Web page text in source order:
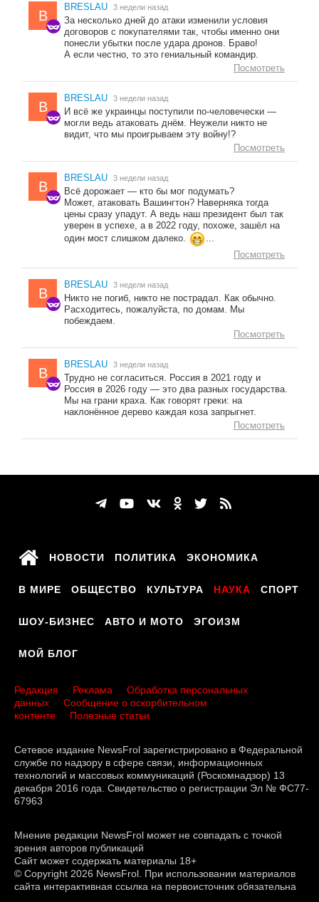
B
BRESLAU 3 недели назад
За несколько дней до атаки изменили условия
договоров с покупателями так, чтобы именно они
понесли убытки после удара дронов. Браво!
А если честно, то это гениальный командир.
Посмотреть
B
BRESLAU 3 недели назад
И всё же украинцы поступили по-человечески —
могли ведь атаковать днём. Неужели никто не
видит, что мы проигрываем эту войну!?
Посмотреть
B
BRESLAU 3 недели назад
Всё дорожает — кто бы мог подумать?
Может, атаковать Вашингтон? Наверняка тогда
цены сразу упадут. А ведь наш президент был так
уверен в успехе, а в 2022 году, похоже, зашёл на
один мост слишком далеко.
...
Посмотреть
B
BRESLAU 3 недели назад
Никто не погиб, никто не пострадал. Как обычно.
Расходитесь, пожалуйста, по домам. Мы
побеждаем.
Посмотреть
B
BRESLAU 3 недели назад
Трудно не согласиться. Россия в 2021 году и
Россия в 2026 году — это два разных государства.
Мы на грани краха. Как говорят греки: на
наклонённое дерево каждая коза запрыгнет.
Посмотреть
НОВОСТИ ПОЛИТИКА ЭКОНОМИКА
В МИРЕ ОБЩЕСТВО КУЛЬТУРА НАУКА СПОРТ
ШОУ-БИЗНЕС АВТО И МОТО ЭГОИЗМ
МОЙ БЛОГ
Редакция Реклама
Обработка персональных
данных
Сообщение о оскорбительном
контенте
Полезные статьи
Сетевое издание NewsFrol зарегистрировано в Федеральной
службе по надзору в сфере связи, информационных
технологий и массовых коммуникаций (Роскомнадзор) 13
декабря 2016 года. Свидетельство о регистрации Эл № ФС77-
67963
Мнение редакции NewsFrol может не совпадать с точкой
зрения авторов публикаций
Сайт может содержать материалы 18+
© Copyright 2026 NewsFrol. При использовании материалов
сайта интерактивная ссылка на первоисточник обязательна